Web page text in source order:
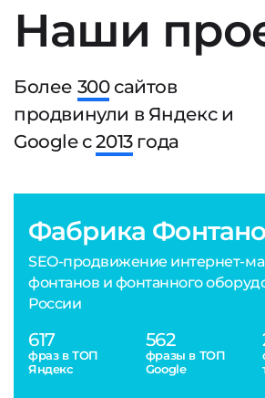
Наши
Более 300сайтов
продвинули в Яндекс и
Google с2013года
Фабрика
SEO-продвижение интернет-
фонтанов и фонтанного
России
617
фраз в ТОП
Яндекс
562
фразы в ТОП
Google